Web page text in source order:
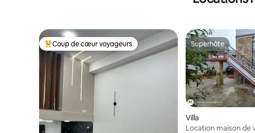
Coups de cœur voyageurs les plus appréciés
Coup de cœur voyageurs Superhôte
Superhôte
Villa
Location maison de